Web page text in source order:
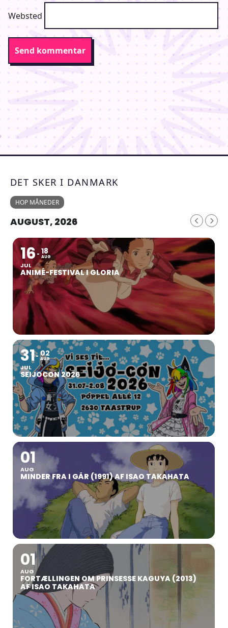
Websted
DET SKER I DANMARK
HOP MÅNEDER
AUGUST, 2026
16
JUL
18
AUG
ANIMÉ-FESTIVAL I GLORIA
31
JUL
02
AUG
SEIJOCON 2026
01
AUG
MINDER FRA I GÅR (1991) AF ISAO TAKAHATA
01
AUG
FORTÆLLINGEN OM PRINSESSE KAGUYA (2013)
AF ISAO TAKAHATA